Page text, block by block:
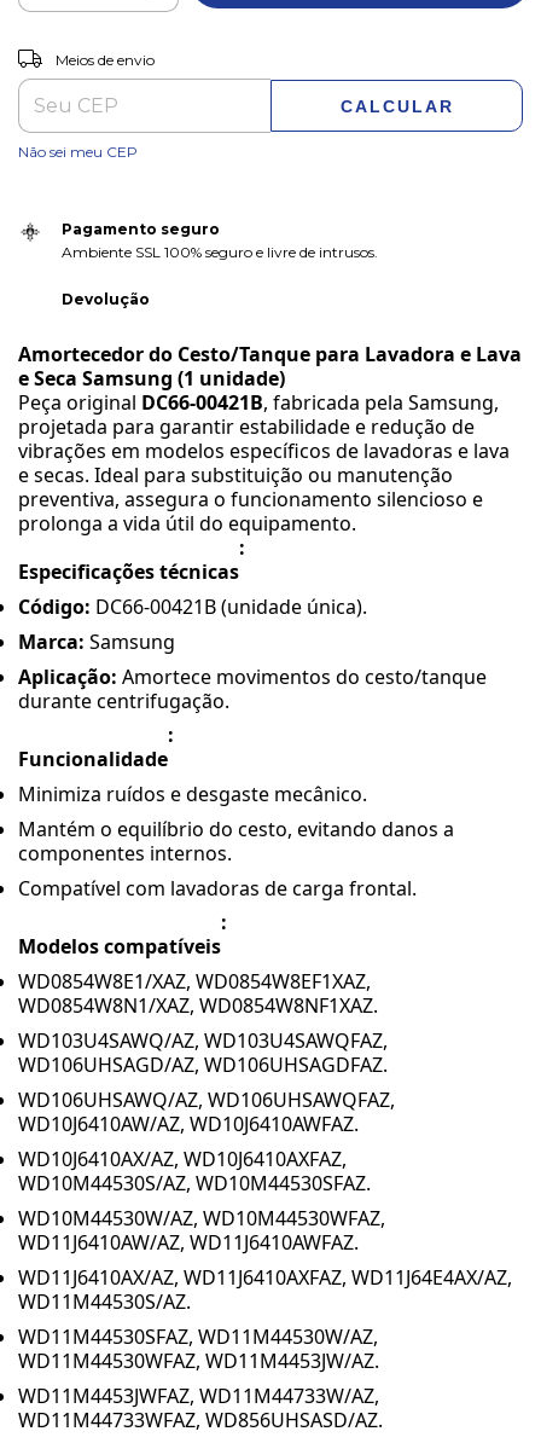
Entregas para o CEP:
Meios de envio
CALCULAR
Não sei meu CEP
Pagamento seguro
Ambiente SSL 100% seguro e livre de intrusos.
Devolução
Amortecedor do Cesto/Tanque para Lavadora e Lava
e Seca Samsung (1 unidade)
Peça original DC66-00421B, fabricada pela Samsung,
projetada para garantir estabilidade e redução de
vibrações em modelos específicos de lavadoras e lava
e secas. Ideal para substituição ou manutenção
preventiva, assegura o funcionamento silencioso e
prolonga a vida útil do equipamento.
Especificações técnicas
:
Código: DC66-00421B (unidade única).
Marca: Samsung
Aplicação: Amortece movimentos do cesto/tanque
durante centrifugação.
Funcionalidade
:
Minimiza ruídos e desgaste mecânico.
Mantém o equilíbrio do cesto, evitando danos a
componentes internos.
Compatível com lavadoras de carga frontal.
Modelos compatíveis
:
WD0854W8E1/XAZ, WD0854W8EF1XAZ,
WD0854W8N1/XAZ, WD0854W8NF1XAZ.
WD103U4SAWQ/AZ, WD103U4SAWQFAZ,
WD106UHSAGD/AZ, WD106UHSAGDFAZ.
WD106UHSAWQ/AZ, WD106UHSAWQFAZ,
WD10J6410AW/AZ, WD10J6410AWFAZ.
WD10J6410AX/AZ, WD10J6410AXFAZ,
WD10M44530S/AZ, WD10M44530SFAZ.
WD10M44530W/AZ, WD10M44530WFAZ,
WD11J6410AW/AZ, WD11J6410AWFAZ.
WD11J6410AX/AZ, WD11J6410AXFAZ, WD11J64E4AX/AZ,
WD11M44530S/AZ.
WD11M44530SFAZ, WD11M44530W/AZ,
WD11M44530WFAZ, WD11M4453JW/AZ.
WD11M4453JWFAZ, WD11M44733W/AZ,
WD11M44733WFAZ, WD856UHSASD/AZ.